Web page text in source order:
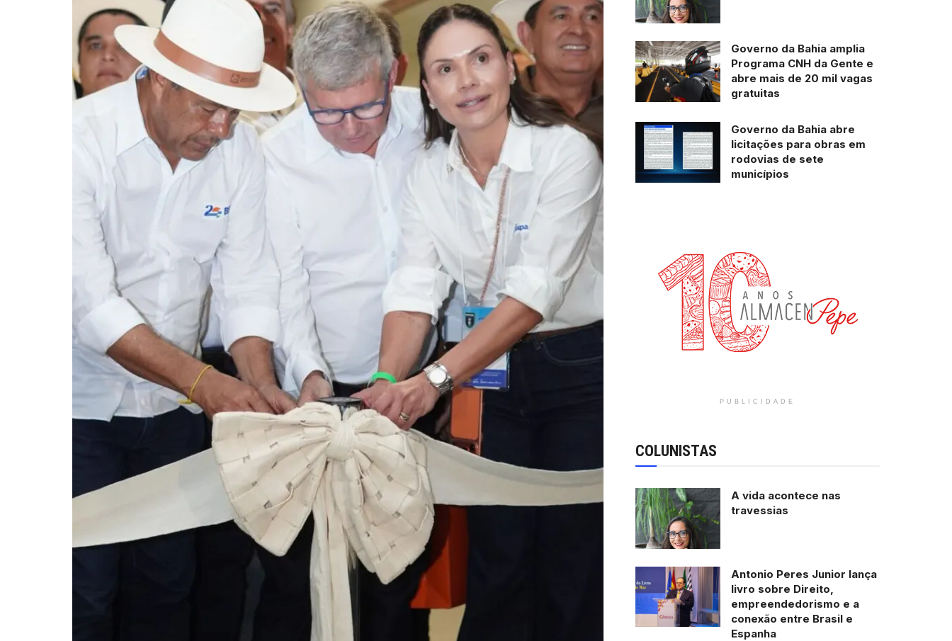
Governo da Bahia amplia
Programa CNH da Gente e
abre mais de 20 mil vagas
gratuitas
Governo da Bahia abre
licitações para obras em
rodovias de sete
municípios
PUBLICIDADE
COLUNISTAS
A vida acontece nas
travessias
Antonio Peres Junior lança
livro sobre Direito,
empreendedorismo e a
conexão entre Brasil e
Espanha